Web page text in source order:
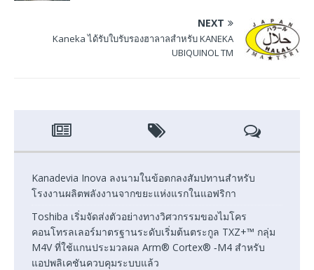
NEXT
Kaneka ได้รับใบรับรองฮาลาลสำหรับ KANEKA
UBIQUINOL TM
Kanadevia Inova ลงนามในข้อตกลงสัมปทานสำหรับ
โรงงานผลิตพลังงานจากขยะแห่งแรกในแอฟริกา
Toshiba เริ่มจัดส่งตัวอย่างทางวิศวกรรมของไมโคร
คอนโทรลเลอร์มาตรฐานระดับเริ่มต้นตระกูล TXZ+™ กลุ่ม
M4V ที่ใช้แกนประมวลผล Arm® Cortex® ‑M4 สำหรับ
แอปพลิเคชันควบคุมระบบแล้ว